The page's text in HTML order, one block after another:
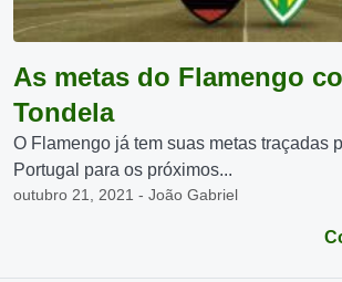
As metas do Flamengo
Tondela
O Flamengo já tem suas metas traçadas
Portugal para os próximos...
outubro 21, 2021 - João Gabriel